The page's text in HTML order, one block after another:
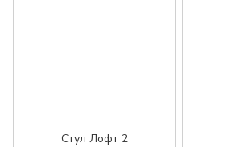
Стул Лофт 2